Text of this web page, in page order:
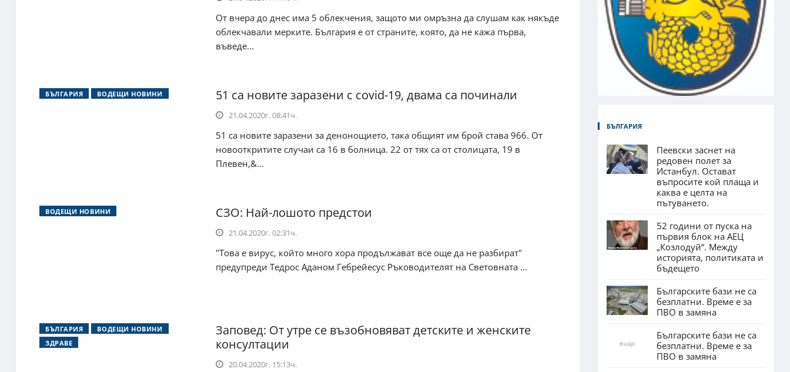
От вчера до днес има 5 облекчения, защото ми омръзна да слушам как някъде
облекчавали мерките. България е от страните, която, да не кажа първа,
въведе...
БЪЛГАРИЯ ВОДЕЩИ НОВИНИ 51 са новите заразени с covid-19, двама са починали
21.04.2020г. 08:41ч.
51 са новите заразени за денонощието, така общият им брой става 966. От
новооткритите случаи са 16 в болница. 22 от тях са от столицата, 19 в
Плевен,&...
ВОДЕЩИ НОВИНИ СЗО: Най-лошото предстои
21.04.2020г. 02:31ч.
"Това е вирус, който много хора продължават все още да не разбират"
предупреди Тедрос Аданом Гебрейесус Ръководителят на Световната ...
БЪЛГАРИЯ
ВОДЕЩИ НОВИНИ
ЗДРАВЕ
Заповед: От утре се възобновяват детските и женските
консултации
20.04.2020г. 15:13ч.
БЪЛГАРИЯ
Пеевски заснет на
редовен полет за
Истанбул. Остават
въпросите кой плаща и
каква е целта на
пътуването.
52 години от пуска на
първия блок на АЕЦ
„Козлодуй“. Между
историята, политиката и
бъдещето
Българските бази не са
безплатни. Време е за
ПВО в замяна
Българските бази не са
безплатни. Време е за
ПВО в замяна